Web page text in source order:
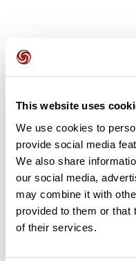
This website uses
We use cookies to
provide social media
We also share
our social media,
may combine it with
provided to them or that
of their services.
Découvrez ce parcours de